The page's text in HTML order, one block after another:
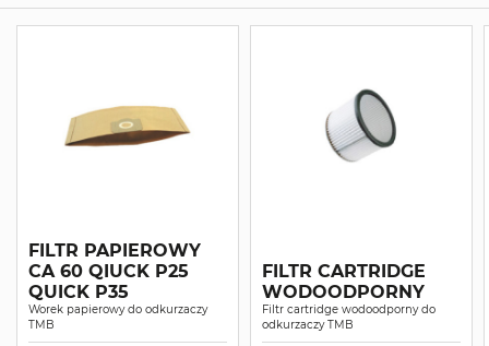
FILTR PAPIEROWY
CA 60 QIUCK P25
QUICK P35
Worek papierowy do odkurzaczy
TMB
FILTR CARTRIDGE
WODOODPORNY
Filtr cartridge wodoodporny do
odkurzaczy TMB